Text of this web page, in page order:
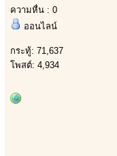
ความหื่น : 0
ออนไลน์
กระทู้: 71,637
โพสต์: 4,934